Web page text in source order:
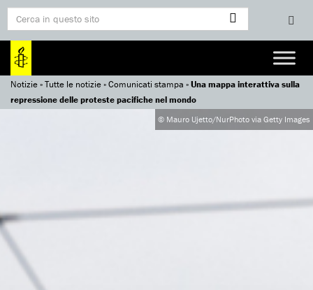
Notizie»Tutte le notizie»Comunicati stampa »Una mappa interattiva sulla
repressione delle proteste pacifiche nel mondo
© Mauro Ujetto/NurPhoto via Getty Images